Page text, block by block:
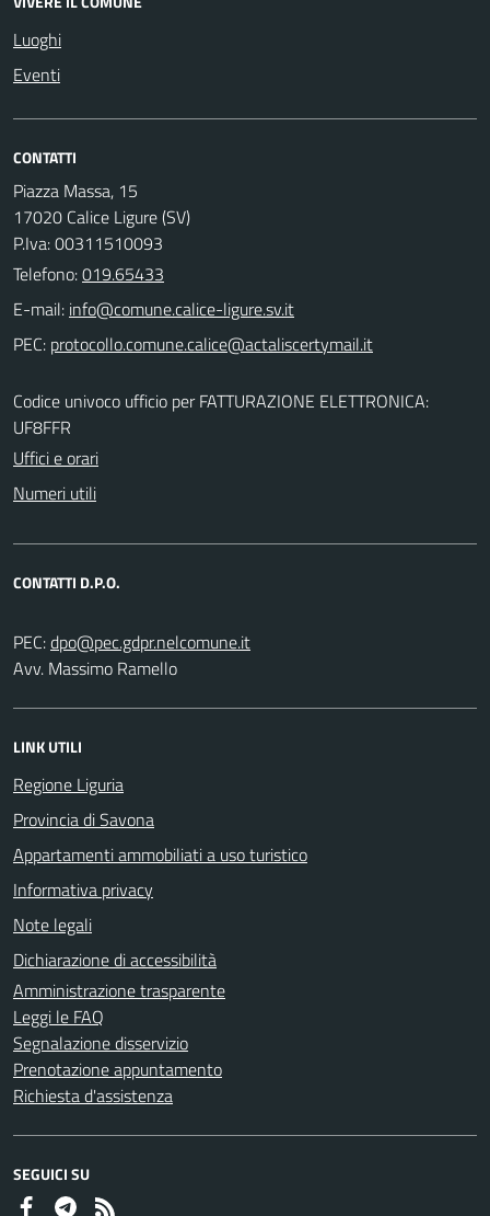
Luoghi
Eventi
CONTATTI
Piazza Massa, 15
17020 Calice Ligure (SV)
P.Iva: 00311510093
Telefono:019.65433
E-mail:
PEC:
Codice univoco ufficio per FATTURAZIONE ELETTRONICA:
UF8FFR
Uffici e orari
Numeri utili
CONTATTI D.P.O.
PEC:
Avv. Massimo Ramello
LINK UTILI
Regione Liguria
Provincia di Savona
Appartamenti ammobiliati a uso turistico
Informativa privacy
Note legali
Dichiarazione di accessibilità
Amministrazione trasparente
Leggi le FAQ
Segnalazione disservizio
Prenotazione appuntamento
Richiesta d'assistenza
SEGUICI SU